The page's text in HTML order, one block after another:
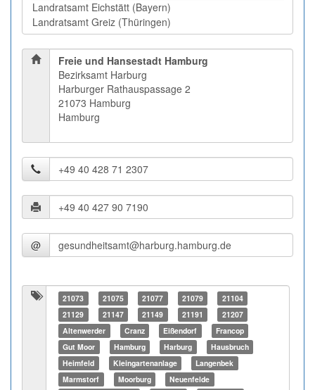
Freie und Hansestadt Hamburg
Bezirksamt Harburg
Harburger Rathauspassage 2
21073 Hamburg
Hamburg
@
21073 21075 21077 21079
21104
21129
21147 21149 21191
21207
Altenwerder
Cranz Eißendorf
Francop
Gut Moor
Hamburg Harburg
Hausbruch
Heimfeld
Kleingartenanlage
Langenbek
Marmstorf
Moorburg Neuenfelde